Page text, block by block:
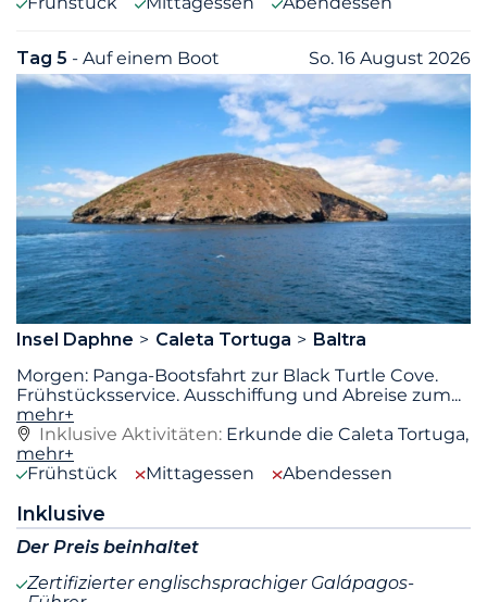
Tag 5 - Auf einem Boot So. 16 August 2026
Insel Daphne Caleta Tortuga
Baltra
Morgen: Panga-Bootsfahrt zur Black Turtle Cove.
Frühstücksservice. Ausschiffung und Abreise zum...
mehr+
Inklusive Aktivitäten: Erkunde die Caleta Tortuga,
mehr+
Frühstück
Mittagessen Abendessen
Inklusive
Der Preis beinhaltet
Zertifizierter englischsprachiger Galápagos-